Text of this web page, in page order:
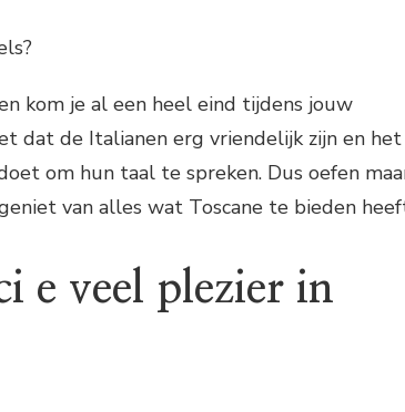
kom je al een heel eind tijdens jouw
dat de Italianen erg vriendelijk zijn en het
om hun taal te spreken. Dus oefen
van alles wat Toscane te bieden
e veel plezier in